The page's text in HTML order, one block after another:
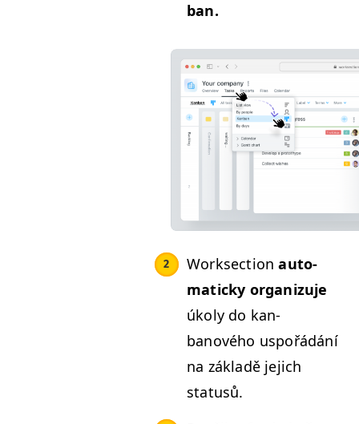
ban.
Work­sec­tionauto­
mat­icky orga­nizu­je
úkoly do kan­
banového uspořádání
na zák­ladě jejich
statusů.